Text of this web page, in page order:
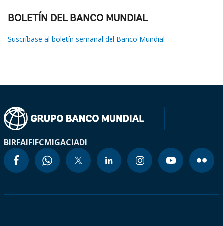
BOLETÍN DEL BANCO MUNDIAL
Suscríbase al boletín semanal del Banco Mundial
BIRFAIFIFCMIGACIADI